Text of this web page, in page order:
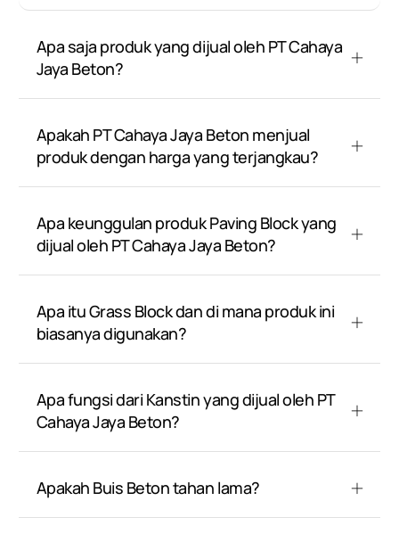
Apa saja produk yang dijual oleh PT Cahaya
Jaya Beton?
Apakah PT Cahaya Jaya Beton menjual
produk dengan harga yang terjangkau?
Apa keunggulan produk Paving Block yang
dijual oleh PT Cahaya Jaya Beton?
Apa itu Grass Block dan di mana produk ini
biasanya digunakan?
Apa fungsi dari Kanstin yang dijual oleh PT
Cahaya Jaya Beton?
Apakah Buis Beton tahan lama?